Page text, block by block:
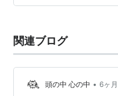
関連ブログ
頭の中 心の中 • 6ヶ